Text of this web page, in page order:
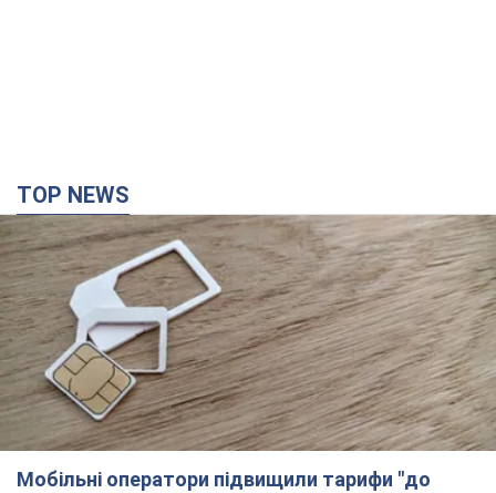
TOP NEWS
Мобільні оператори підвищили тарифи "до